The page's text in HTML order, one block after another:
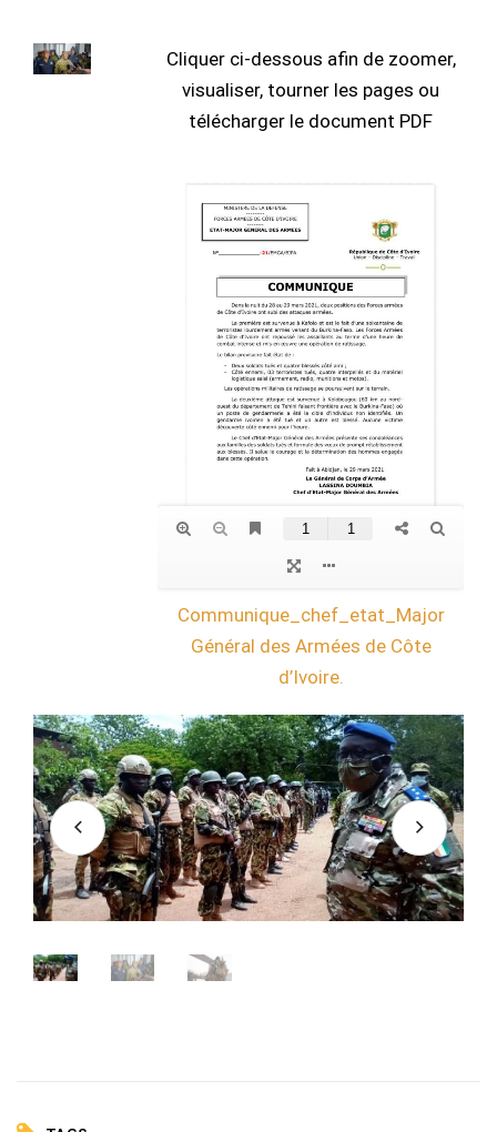
Cliquer ci-dessous afin de zoomer,
visualiser, tourner les pages ou
télécharger le document PDF
Communique_chef_etat_Major
Général des Armées de Côte
d’Ivoire.